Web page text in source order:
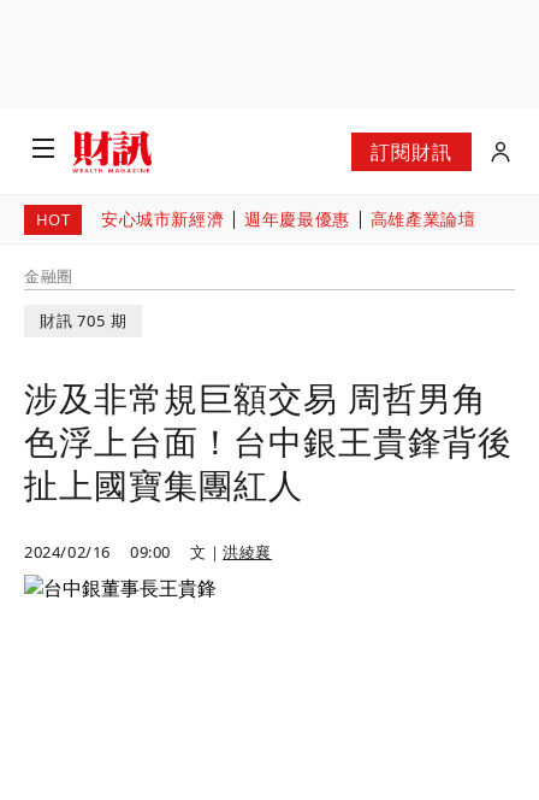
訂閱財訊
HOT 安心城市新經濟 週年慶最優惠 高雄產業論壇
金融圈
財訊 705 期
涉及非常規巨額交易 周哲男角
色浮上台面！台中銀王貴鋒背後
扯上國寶集團紅人
2024/02/16 09:00 文｜洪綾襄